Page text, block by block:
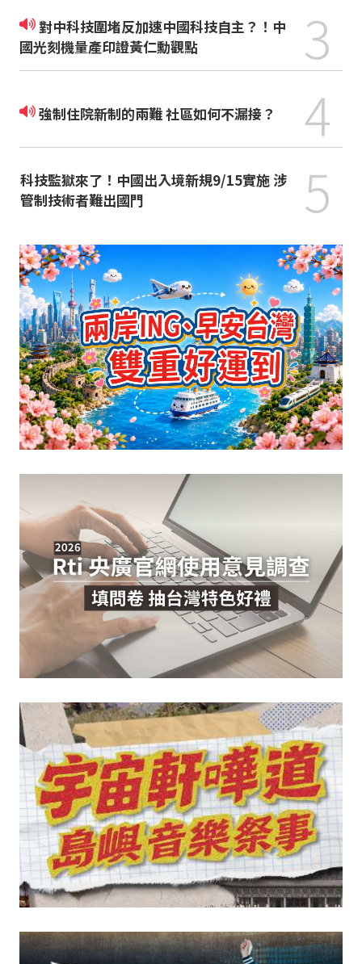
對中科技圍堵反加速中國科技自主？！中
國光刻機量產印證黃仁勳觀點
3
強制住院新制的兩難 社區如何不漏接？ 4
科技監獄來了！中國出入境新規9/15實施 涉
管制技術者難出國門
5